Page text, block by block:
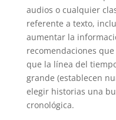
audios o cualquier
referente a texto,
aumentar la
recomendaciones
que la línea del
grande (establecen
elegir historias una
cronológica.